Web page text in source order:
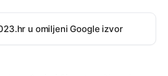
u omiljeni Google izvor